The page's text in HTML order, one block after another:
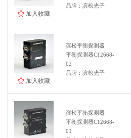
加入收藏
品牌：滨松光子
加入收藏
滨松平衡探测器
平衡探测器C12668-
02
品牌：滨松光子
滨松平衡探测器
平衡探测器C12668-
01